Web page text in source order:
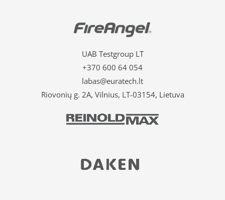
UAB Testgroup LT
+370 600 64 054
labas@euratech.lt
Riovonių g. 2A, Vilnius, LT-03154, Lietuva